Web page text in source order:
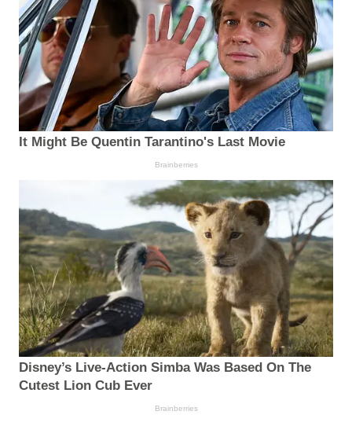
It Might Be Quentin Tarantino's Last Movie
Brainberries
Disney’s Live-Action Simba Was Based On The
Cutest Lion Cub Ever
Brainberries